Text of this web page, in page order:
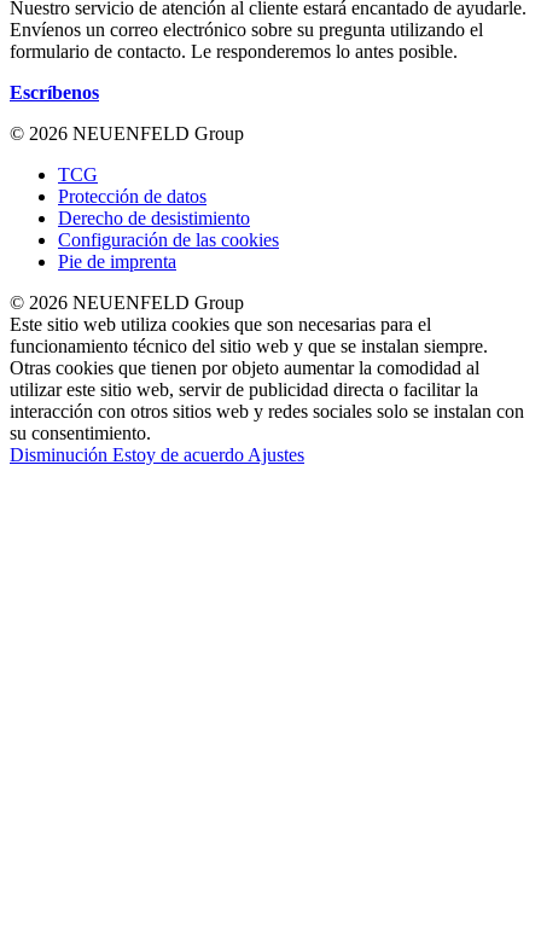
Nuestro servicio de atención al cliente estará encantado de ayudarle.
Envíenos un correo electrónico sobre su pregunta utilizando el
formulario de contacto. Le responderemos lo antes posible.
Escríbenos
© 2026 NEUENFELD Group
TCG
Protección de datos
Derecho de desistimiento
Configuración de las cookies
Pie de imprenta
© 2026 NEUENFELD Group
Este sitio web utiliza cookies que son necesarias para el
funcionamiento técnico del sitio web y que se instalan siempre.
Otras cookies que tienen por objeto aumentar la comodidad al
utilizar este sitio web, servir de publicidad directa o facilitar la
interacción con otros sitios web y redes sociales solo se instalan con
su consentimiento.
Disminución Estoy de acuerdo Ajustes